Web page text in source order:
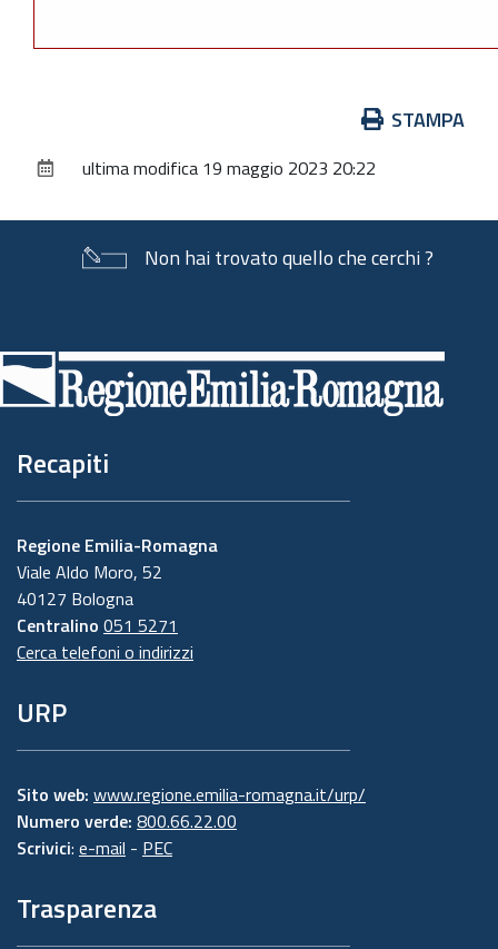
documento
STAMPA
ultima modifica 19 maggio 2023 20:22
Non hai trovato quello che cerchi ?
di
pagina
Recapiti
Regione Emilia-Romagna
Viale Aldo Moro, 52
40127 Bologna
Centralino 051 5271
Cerca telefoni o indirizzi
URP
Sito web: www.regione.emilia-romagna.it/urp/
Numero verde: 800.66.22.00
Scrivici: e-mail - PEC
Trasparenza